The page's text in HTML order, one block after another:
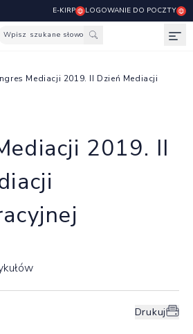
E-KIRP LOGOWANIE DO POCZTY
Wpisz szukane słowo
Mediacji 2019. II Dzień Mediacji
2019. II
Drukuj